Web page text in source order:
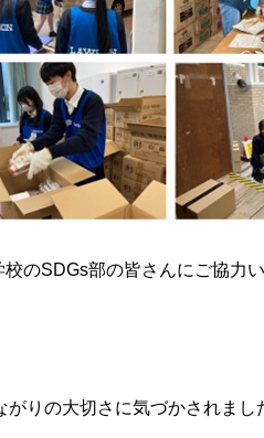
のSDGs部の皆さんにご協力
りの大切さに気づかされまし